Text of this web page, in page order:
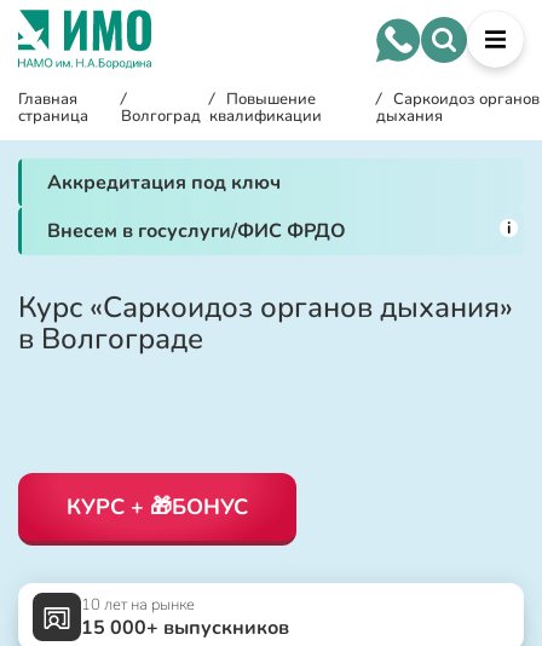
Главная
страница
/
Волгоград
/ Повышение
квалификации
/ Саркоидоз органов
дыхания
Аккредитация под ключ
Внесем в госуслуги/ФИС ФРДО
i
Курс «Саркоидоз органов дыхания»
в Волгограде
КУРС + 🎁БОНУС
10 лет на рынке
15 000+ выпускников